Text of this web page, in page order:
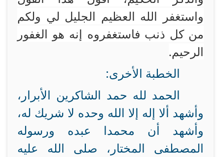
واستغفر الله العظيم الجليل لي ولكم
من كل ذنب فاستغفروه إنه هو الغفور
الرحيم.
الخطبة الأخرى:
الحمد لله حمد الشاكرين الأبرار،
وأشهد ألا إله إلا الله وحده لا شريك له،
وأشهد أن محمدا عبده ورسوله
المصطفى المختار، صلى الله عليه